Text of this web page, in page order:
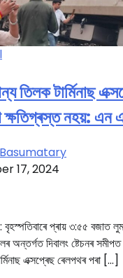
টাৰ্মিনাছ
নহয়: এন
17, 2024
প্ৰায় ৩:৫৫ বজাত
অন্তৰ্গত দিবালং ষ্টেচনৰ
এক্সপ্ৰেছ ৰেলপথৰ পৰা […]